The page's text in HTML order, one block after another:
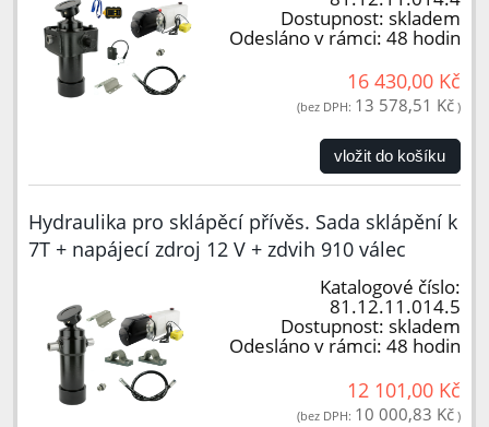
Dostupnost: skladem
Odesláno v rámci: 48 hodin
16 430,00 Kč
(bez DPH: 13 578,51 Kč )
vložit do košíku
Hydraulika pro sklápěcí přívěs. Sada sklápění k
7T + napájecí zdroj 12 V + zdvih 910 válec
Katalogové číslo:
81.12.11.014.5
Dostupnost: skladem
Odesláno v rámci: 48 hodin
12 101,00 Kč
(bez DPH: 10 000,83 Kč )